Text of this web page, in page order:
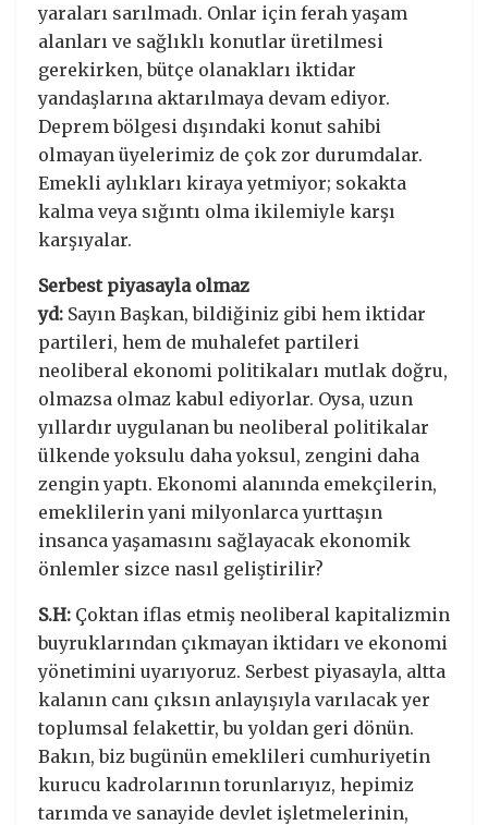
yaraları sarılmadı. Onlar için ferah yaşam
alanları ve sağlıklı konutlar üretilmesi
gerekirken, bütçe olanakları iktidar
yandaşlarına aktarılmaya devam ediyor.
Deprem bölgesi dışındaki konut sahibi
olmayan üyelerimiz de çok zor durumdalar.
Emekli aylıkları kiraya yetmiyor; sokakta
kalma veya sığıntı olma ikilemiyle karşı
karşıyalar.
Serbest piyasayla olmaz
yd: Sayın Başkan, bildiğiniz gibi hem iktidar
partileri, hem de muhalefet partileri
neoliberal ekonomi politikaları mutlak doğru,
olmazsa olmaz kabul ediyorlar. Oysa, uzun
yıllardır uygulanan bu neoliberal politikalar
ülkende yoksulu daha yoksul, zengini daha
zengin yaptı. Ekonomi alanında emekçilerin,
emeklilerin yani milyonlarca yurttaşın
insanca yaşamasını sağlayacak ekonomik
önlemler sizce nasıl geliştirilir?
S.H: Çoktan iflas etmiş neoliberal kapitalizmin
buyruklarından çıkmayan iktidarı ve ekonomi
yönetimini uyarıyoruz. Serbest piyasayla, altta
kalanın canı çıksın anlayışıyla varılacak yer
toplumsal felakettir, bu yoldan geri dönün.
Bakın, biz bugünün emeklileri cumhuriyetin
kurucu kadrolarının torunlarıyız, hepimiz
tarımda ve sanayide devlet işletmelerinin,